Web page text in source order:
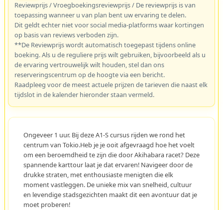
Reviewprijs / Vroegboekingsreviewprijs / De reviewprijs is van
toepassing wanneer u van plan bent uw ervaring te delen.
Dit geldt echter niet voor social media-platforms waar kortingen
op basis van reviews verboden zijn.
**De Reviewprijs wordt automatisch toegepast tijdens online
boeking. Als u de reguliere prijs wilt gebruiken, bijvoorbeeld als u
de ervaring vertrouwelijk wilt houden, stel dan ons
reserveringscentrum op de hoogte via een bericht.
Raadpleeg voor de meest actuele prijzen de tarieven die naast elk
tijdslot in de kalender hieronder staan vermeld.
Ongeveer 1 uur. Bij deze A1-S cursus rijden we rond het
centrum van Tokio.Heb je je ooit afgevraagd hoe het voelt
om een beroemdheid te zijn die door Akihabara racet? Deze
spannende karttour laat je dat ervaren! Navigeer door de
drukke straten, met enthousiaste menigten die elk
moment vastleggen. De unieke mix van snelheid, cultuur
en levendige stadsgezichten maakt dit een avontuur dat je
moet proberen!